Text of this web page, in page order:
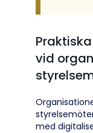
vid
med